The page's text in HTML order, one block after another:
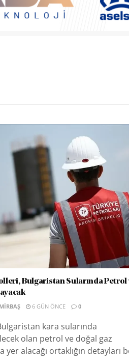
Bulgaristan Sularında Petrol
6 GÜN ÖNCE 0
kara sularında
olan petrol ve doğal gaz
yer alacağı ortaklığın detayları